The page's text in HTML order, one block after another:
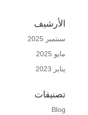
الأرشيف
سبتمبر 2025
مايو 2025
يناير 2023
تصنيفات
Blog